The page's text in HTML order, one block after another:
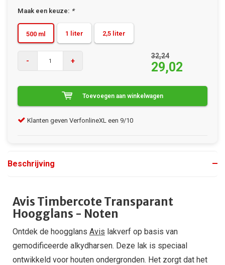
Maak een keuze: *
500 ml 1 liter 2,5 liter
- +
32,24
29,02
Toevoegen aan winkelwagen
Klanten geven VerfonlineXL een 9/10
Beschrijving
Avis Timbercote Transparant
Hoogglans - Noten
Ontdek de hoogglans Avis lakverf op basis van
gemodificeerde alkydharsen. Deze lak is speciaal
ontwikkeld voor houten ondergronden. Het zorgt dat het